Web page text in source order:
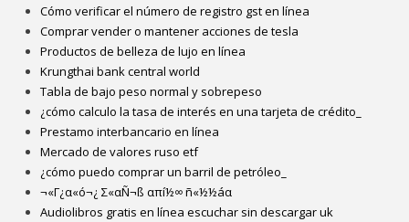
Cómo verificar el número de registro gst en línea
Comprar vender o mantener acciones de tesla
Productos de belleza de lujo en línea
Krungthai bank central world
Tabla de bajo peso normal y sobrepeso
¿cómo calculo la tasa de interés en una tarjeta de crédito_
Prestamo interbancario en línea
Mercado de valores ruso etf
¿cómo puedo comprar un barril de petróleo_
¬«Γ¿α«ó¬¿ Σ«αÑ¬ß απí½∞ ñ«½½áα
Audiolibros gratis en línea escuchar sin descargar uk